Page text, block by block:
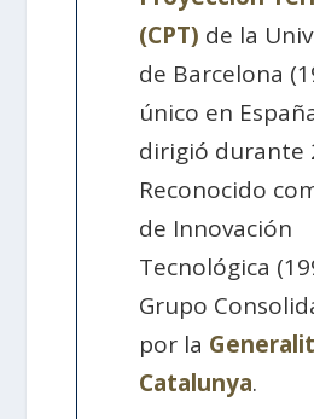
(CPT) de la
de Barcelona
único en
dirigió durante
Reconocido
de Innovación
Tecnológica
Grupo
por la
Catalunya.